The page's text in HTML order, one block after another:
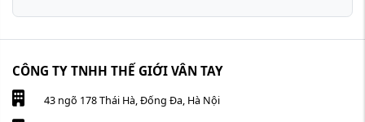
CÔNG TY TNHH THẾ GIỚI VÂN TAY
43 ngõ 178 Thái Hà, Đống Đa, Hà Nội